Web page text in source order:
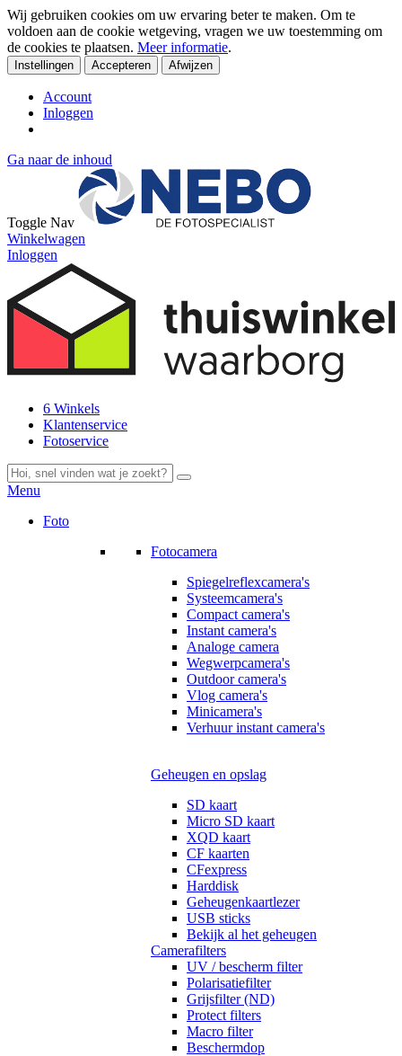
Wij gebruiken cookies om uw ervaring beter te maken. Om te
voldoen aan de cookie wetgeving, vragen we uw toestemming om
de cookies te plaatsen. Meer informatie.
Instellingen Accepteren Afwijzen
Account
Inloggen
Ga naar de inhoud
Toggle Nav
Winkelwagen
Inloggen
6 Winkels
Klantenservice
Fotoservice
Menu
Foto
Fotocamera
Spiegelreflexcamera's
Systeemcamera's
Compact camera's
Instant camera's
Analoge camera
Wegwerpcamera's
Outdoor camera's
Vlog camera's
Minicamera's
Verhuur instant camera's
Geheugen en opslag
SD kaart
Micro SD kaart
XQD kaart
CF kaarten
CFexpress
Harddisk
Geheugenkaartlezer
USB sticks
Bekijk al het geheugen
Camerafilters
UV / bescherm filter
Polarisatiefilter
Grijsfilter (ND)
Protect filters
Macro filter
Beschermdop